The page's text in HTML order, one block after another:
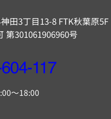
田3丁目13-8 FTK秋葉原5F
第301061906960号
～18:00